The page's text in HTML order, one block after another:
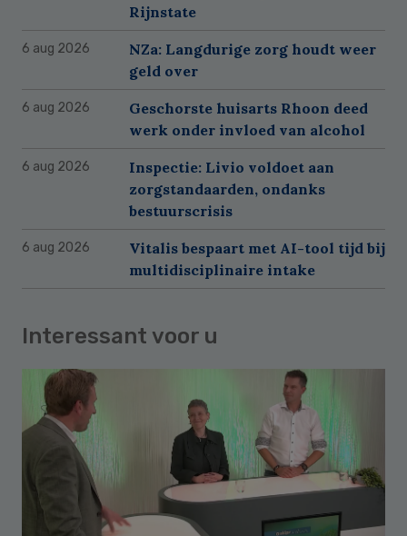
Rijnstate
6 aug 2026
NZa: Langdurige zorg houdt weer
geld over
6 aug 2026
Geschorste huisarts Rhoon deed
werk onder invloed van alcohol
6 aug 2026
Inspectie: Livio voldoet aan
zorgstandaarden, ondanks
bestuurscrisis
6 aug 2026
Vitalis bespaart met AI-tool tijd bij
multidisciplinaire intake
Interessant voor u